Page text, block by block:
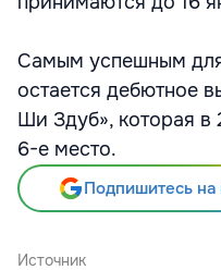
Самым успешным
остается дебютное
Ши Здуб», которая в
6-е место.
Подпишитесь на
Источник